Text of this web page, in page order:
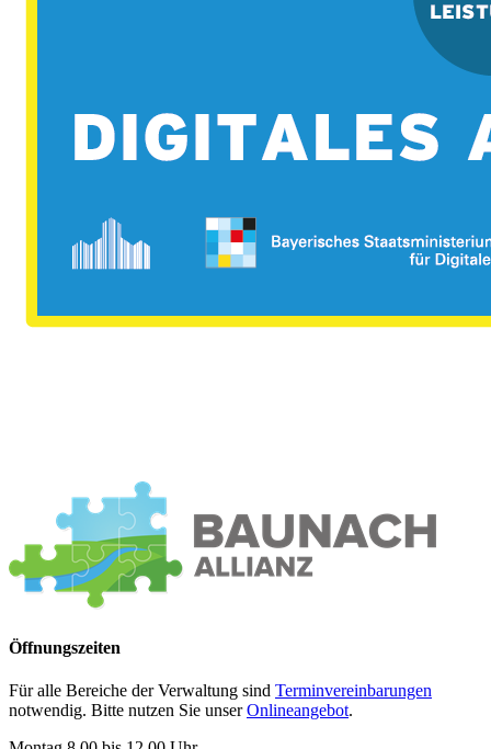
Öffnungszeiten
Für alle Bereiche der Verwaltung sind Terminvereinbarungen
notwendig. Bitte nutzen Sie unserOnlineangebot.